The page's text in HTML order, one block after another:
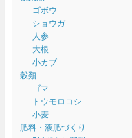
ゴボウ
ショウガ
人参
大根
小カブ
穀類
ゴマ
トウモロコシ
小麦
肥料・液肥づくり